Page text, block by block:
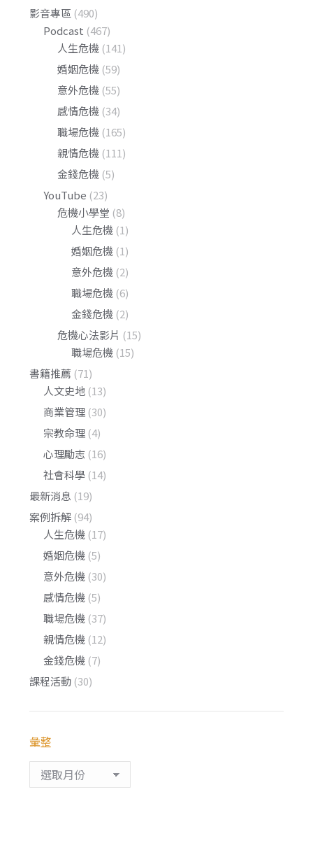
影音專區 (490)
Podcast (467)
人生危機 (141)
婚姻危機 (59)
意外危機 (55)
感情危機 (34)
職場危機 (165)
親情危機 (111)
金錢危機 (5)
YouTube (23)
危機小學堂 (8)
人生危機 (1)
婚姻危機 (1)
意外危機 (2)
職場危機 (6)
金錢危機 (2)
危機心法影片 (15)
職場危機 (15)
書籍推薦 (71)
人文史地 (13)
商業管理 (30)
宗教命理 (4)
心理勵志 (16)
社會科學 (14)
最新消息 (19)
案例拆解 (94)
人生危機 (17)
婚姻危機 (5)
意外危機 (30)
感情危機 (5)
職場危機 (37)
親情危機 (12)
金錢危機 (7)
課程活動 (30)
彙整
整